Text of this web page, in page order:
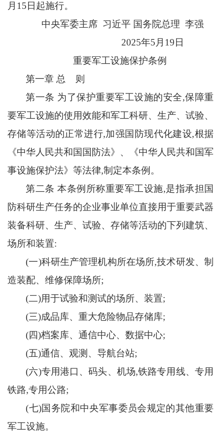
月15日起施行。
中央军委主席 习近平 国务院总理 李强
2025年5月19日
重要军工设施保护条例
第一章 总
则
第一条 为了保护重要军工设施的安全,保障重
要军工设施的使用效能和军工科研、生产、试验、
存储等活动的正常进行,加强国防现代化建设,根据
《中华人民共和国国防法》、《中华人民共和国军
事设施保护法》等法律,制定本条例。
第二条 本条例所称重要军工设施,是指承担国
防科研生产任务的企业事业单位直接用于重要武器
装备科研、生产、试验、存储等活动的下列建筑、
场所和装置:
(一)科研生产管理机构所在场所,技术研发、制
造装配、维修保障场所;
(二)用于试验和测试的场所、装置;
(三)成品库、重大危险物品存储库;
(四)档案库、通信中心、数据中心;
(五)通信、观测、导航台站;
(六)专用港口、码头、机场,铁路专用线、专用
铁路,专用公路;
(七)国务院和中央军事委员会规定的其他重要
军工设施。